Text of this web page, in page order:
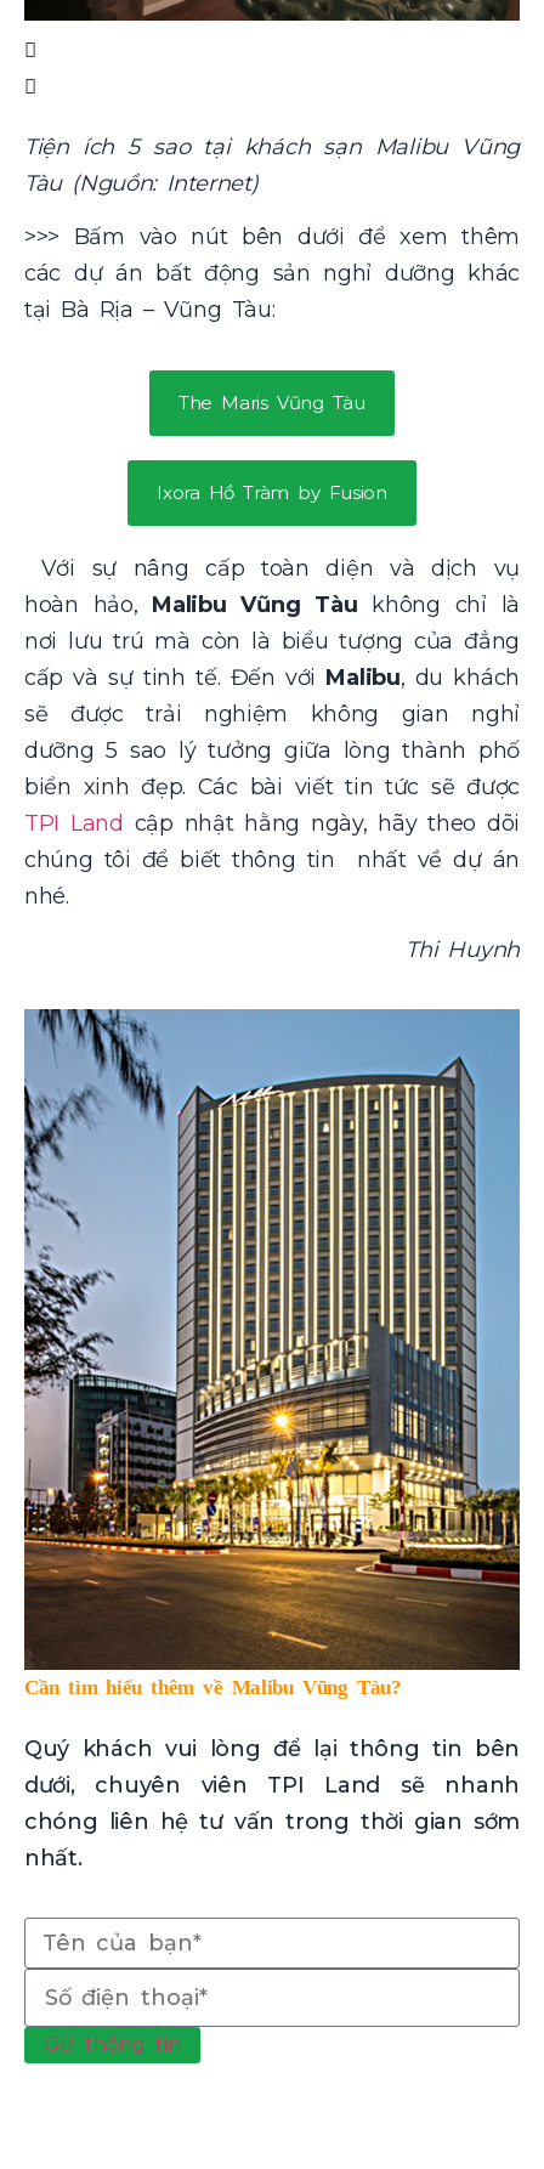
Tiện ích 5 sao tại khách sạn Malibu Vũng
Tàu (Nguồn: Internet)
>>> Bấm vào nút bên dưới để xem thêm
các dự án bất động sản nghỉ dưỡng khác
tại Bà Rịa – Vũng Tàu:
The Maris Vũng Tàu
Ixora Hồ Tràm by Fusion
Với sự nâng cấp toàn diện và dịch vụ
hoàn hảo, Malibu Vũng Tàu không chỉ là
nơi lưu trú mà còn là biểu tượng của đẳng
cấp và sự tinh tế. Đến với Malibu, du khách
sẽ được trải nghiệm không gian nghỉ
dưỡng 5 sao lý tưởng giữa lòng thành phố
biển xinh đẹp. Các bài viết tin tức sẽ được
TPI Land cập nhật hằng ngày, hãy theo dõi
chúng tôi để biết thông tin nhất về dự án
nhé.
Thi Huynh
Cần tìm hiểu thêm về Malibu Vũng Tàu?
Quý khách vui lòng để lại thông tin bên
dưới, chuyên viên TPI Land sẽ nhanh
chóng liên hệ tư vấn trong thời gian sớm
nhất.
Gửi thông tin